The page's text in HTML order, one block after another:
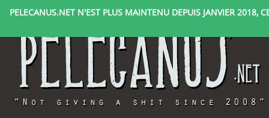
PELECANUS.NET N'EST PLUS MAINTENU DEPUIS JANVIER 2018,